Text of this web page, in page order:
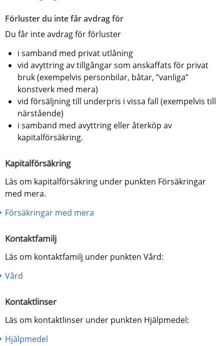
Förluster du inte får avdrag för
Du får inte avdrag för förluster
i samband med privat utlåning
vid avyttring av tillgångar som anskaffats för privat
bruk (exempelvis personbilar, båtar, ”vanliga”
konstverk med mera)
vid försäljning till underpris i vissa fall (exempelvis till
närstående)
i samband med avyttring eller återköp av
kapitalförsäkring.
Kapitalförsäkring
Läs om kapitalförsäkring under punkten Försäkringar
med mera.
Försäkringar med mera
Kontaktfamilj
Läs om kontaktfamilj under punkten Vård:
Vård
Kontaktlinser
Läs om kontaktlinser under punkten Hjälpmedel:
Hjälpmedel